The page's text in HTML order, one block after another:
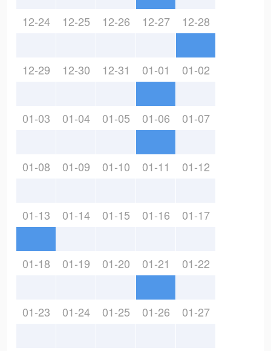
12-24 12-25 12-26 12-27 12-28
12-29 12-30 12-31 01-01 01-02
01-03 01-04 01-05 01-06 01-07
01-08 01-09 01-10 01-11 01-12
01-13 01-14 01-15 01-16 01-17
01-18 01-19 01-20 01-21 01-22
01-23 01-24 01-25 01-26 01-27